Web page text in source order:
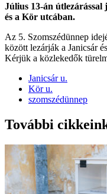
Július 13-án
és a Kör utcában.
Az 5. Szomszédünnep
között lezárják a Janicsár
Kérjük a közlekedők
Janicsár u.
Kör u.
szomszédünnep
További